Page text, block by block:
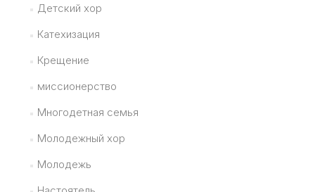
Детский хор
Катехизация
Крещение
миссионерство
Многодетная семья
Молодежный хор
Молодежь